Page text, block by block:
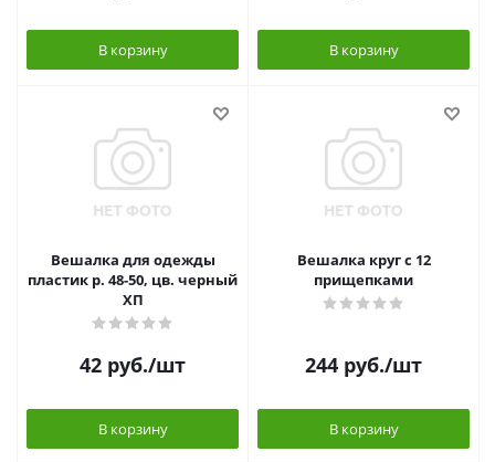
В корзину В корзину
Вешалка для одежды
пластик р. 48-50, цв. черный
ХП
42 руб./шт
В корзину
Вешалка круг с 12
прищепками
244 руб./шт
В корзину